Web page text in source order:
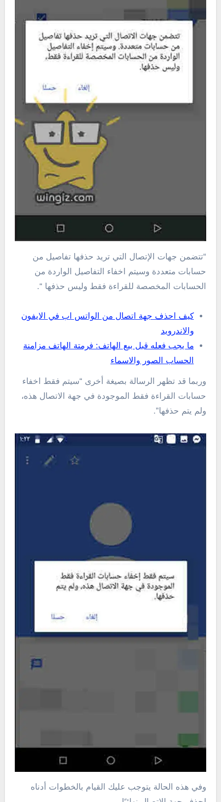
“تتضمن جهات الإتصال التي تريد حذفها تفاصيل من
حسابات متعددة وسيتم اخفاء التفاصيل الواردة من
الحسابات المخصصة للقراءة فقط وليس حذفها “.
كيف احذف جهة اتصال من الواتس اب في الايفون
والاندرويد
ما يجب فعله قبل بيع الهاتف: فرمتة الهاتف مزامنة
الحساب الصور والاسماء
وربما قد تظهر الرسالة بصيغة أخرى “سيتم فقط اخفاء
حسابات القراءة فقط الموجودة في جهة الاتصال هذه،
ولم يتم حذفها”.
وفي هذه الحالة يتوجب عليك القيام بالخطوات أدناه